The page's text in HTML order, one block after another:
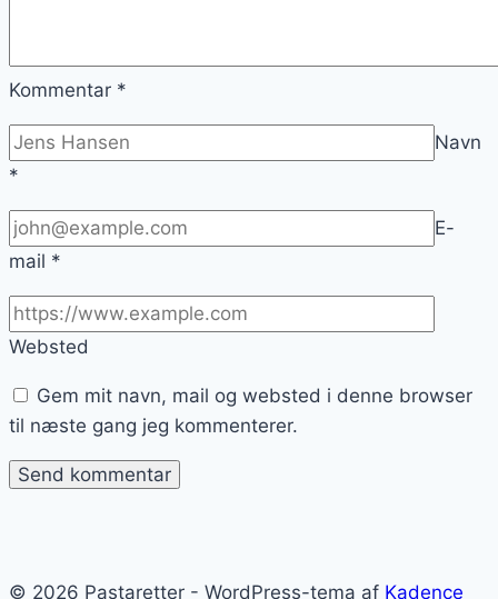
Kommentar *
Navn
*
E-
mail *
Websted
Gem mit navn, mail og websted i denne browser
til næste gang jeg kommenterer.
© 2026 Pastaretter - WordPress-tema af Kadence